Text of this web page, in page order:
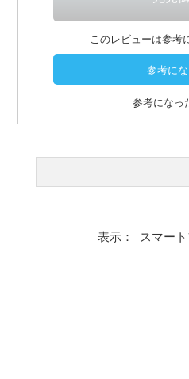
このレビューは参考
参考になっ
表示： スマート